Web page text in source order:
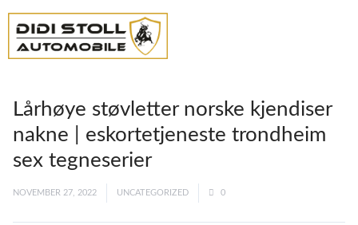
Lårhøye støvletter norske kjendiser
nakne | eskortetjeneste trondheim
sex tegneserier
NOVEMBER 27, 2022 UNCATEGORIZED 0